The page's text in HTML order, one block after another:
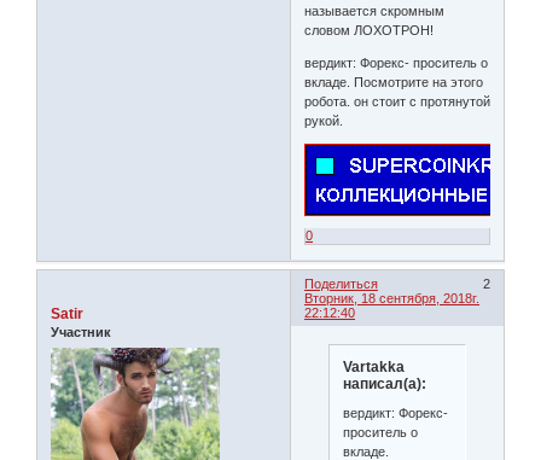
называется скромным
словом ЛОХОТРОН!
вердикт: Форекс- проситель о
вкладе. Посмотрите на этого
робота. он стоит с протянутой
рукой.
0
Поделиться
2
Вторник, 18 сентября, 2018г.
22:12:40
Satir
Участник
Vartakka
написал(а):
вердикт: Форекс-
проситель о
вкладе.